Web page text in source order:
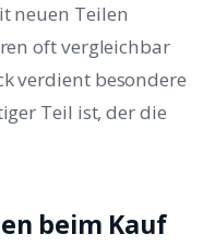
neuen Teilen
oft vergleichbar
verdient besondere
Teil ist, der die
beim Kauf